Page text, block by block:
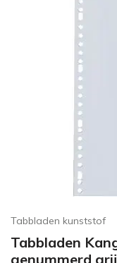
Tabbladen kunststof
Tabbladen
genummerd